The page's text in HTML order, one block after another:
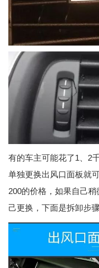
有的车主可能花了1、2
单独更换出风口面板就
200的价格，如果自己
己更换，下面是拆卸步